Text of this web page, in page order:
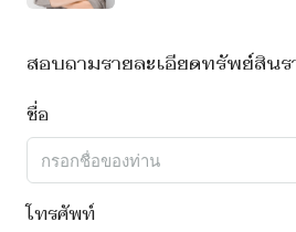
สอบถามรายละเอียดทรัพย์สินร
ชื่อ
โทรศัพท์